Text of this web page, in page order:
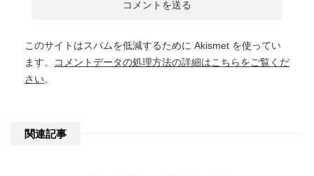
このサイトはスパムを低減するために Akismet を使ってい
ます。
コメントデータの処理方法の詳細はこちらをご覧くだ
さい。
関連記事